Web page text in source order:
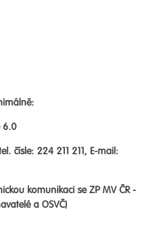
6.0
čísle: 224 211 211, E-mail:
komunikaci se ZP MV ČR -
a OSVČ)